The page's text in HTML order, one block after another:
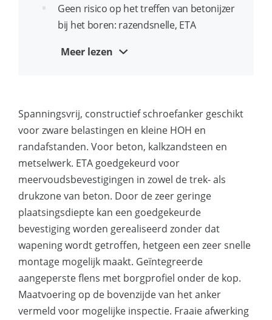
geringe rand- en HOH afstanden
componenten
kanaalplaat, volle steen
Diameter en lengte identificatie op de
kop
Geschikt voor doorsteekmontage
Geen risico op het treffen van betonijzer
bij het boren: razendsnelle, ETA
vastschroeven!
Geen momentsleutel nodig
Vertanding onder de kop voor betere
fixatie van het werkstuk
Compleet verwijderbaar en beperkt
herbruikbaar in geval van tijdelijke
verankeringen
Esthetische afwerking
Geschikt voor kleine randafstanden
Zeer geschikt voor o.a. het vastzetten
Meer lezen
Spanningsvrij, constructief schroefanker geschikt
voor zware belastingen en kleine HOH en
randafstanden. Voor beton, kalkzandsteen en
metselwerk. ETA goedgekeurd voor
meervoudsbevestigingen in zowel de trek- als
drukzone van beton. Door de zeer geringe
plaatsingsdiepte kan een goedgekeurde
bevestiging worden gerealiseerd zonder dat
wapening wordt getroffen, hetgeen een zeer snelle
montage mogelijk maakt. Geïntegreerde
aangeperste flens met borgprofiel onder de kop.
Maatvoering op de bovenzijde van het anker
vermeld voor mogelijke inspectie. Fraaie afwerking